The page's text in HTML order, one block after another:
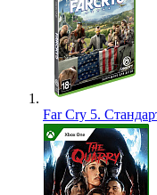
Far Cry 5.